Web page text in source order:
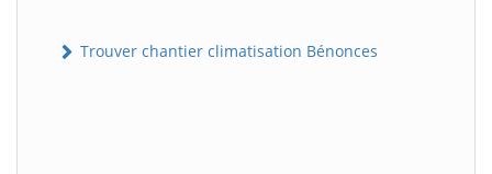
Trouver chantier climatisation Bénonces